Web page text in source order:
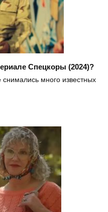
Спецкоры (2024)?
снимались много известных